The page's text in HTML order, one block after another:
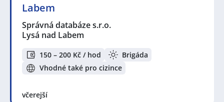
Labem
Správná databáze s.r.o.
Lysá nad Labem
150 – 200 Kč / hod
Brigáda
Vhodné také pro cizince
včerejší